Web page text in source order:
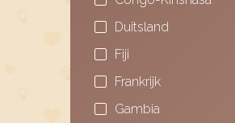
Duitsland
Fiji
Frankrijk
Gambia